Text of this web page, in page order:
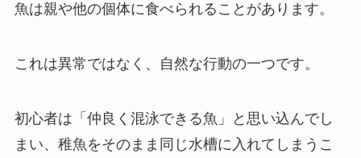
魚は親や他の個体に食べられることがあります。
これは異常ではなく、自然な行動の一つです。
初心者は「仲良く混泳できる魚」と思い込んでし
まい、稚魚をそのまま同じ水槽に入れてしまうこ